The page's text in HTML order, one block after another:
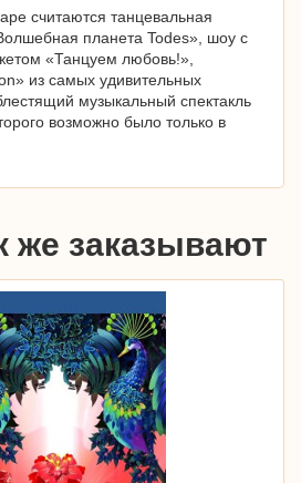
считаются танцевальная
планета Todes», шоу с
«Танцуем любовь!»,
из самых удивительных
музыкальный спектакль
возможно было только в
же заказывают